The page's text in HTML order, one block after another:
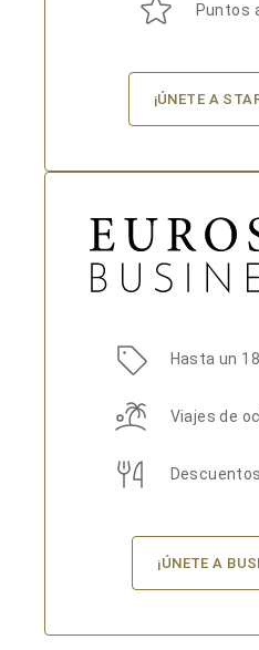
Puntos
¡ÚNETE A
Hasta un
Viajes de
¡ÚNETE A